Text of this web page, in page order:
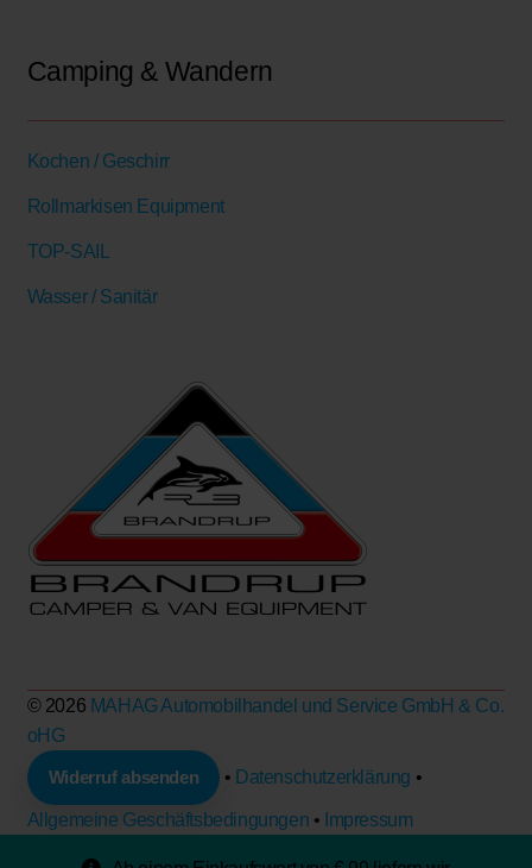
Camping & Wandern
Kochen / Geschirr
Rollmarkisen Equipment
TOP-SAIL
Wasser / Sanitär
© 2026 MAHAG Automobilhandel und Service GmbH & Co.
oHG
Widerruf absenden • Datenschutzerklärung •
Allgemeine Geschäftsbedingungen • Impressum